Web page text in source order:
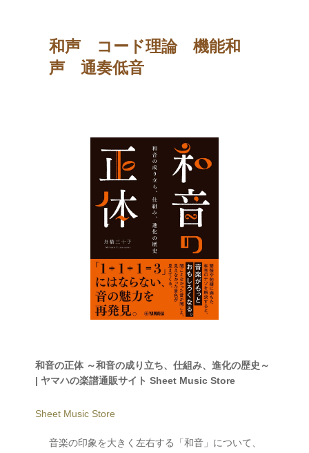
和声 コード理論 機能和
声 通奏低音
和音の正体 ～和音の成り立ち、仕組み、進化の歴史～
| ヤマハの楽譜通販サイト Sheet Music Store
Sheet Music Store
音楽の印象を大きく左右する「和音」について、